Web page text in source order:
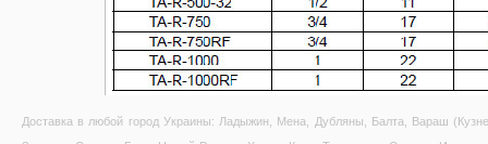
Доставка в любой город Украины: Ладыжин, Мена, Дубляны, Балта, Вараш